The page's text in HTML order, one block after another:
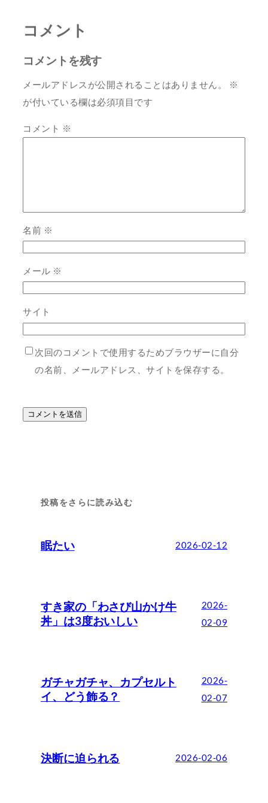
コメント
コメントを残す
メールアドレスが公開されることはありません。
※
が付いている欄は必須項目です
コメント ※
名前 ※
メール ※
サイト
次回のコメントで使用するためブラウザーに自分
の名前、メールアドレス、サイトを保存する。
投稿をさらに読み込む
眠たい 2026-02-12
すき家の「わさび山かけ牛
丼」は3度おいしい
2026-
02-09
ガチャガチャ、カプセルト
イ、どう飾る？
2026-
02-07
決断に迫られる 2026-02-06